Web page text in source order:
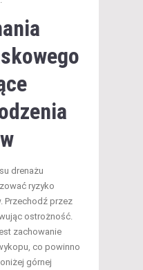
drenażu
ryzyko
Przechodź przez
ostrożność.
zachowanie
co powinno
górnej